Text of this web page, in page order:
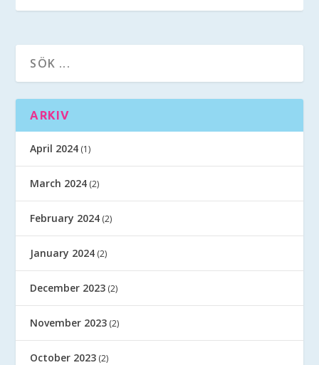
ARKIV
April 2024 (1)
March 2024 (2)
February 2024 (2)
January 2024 (2)
December 2023 (2)
November 2023 (2)
October 2023 (2)